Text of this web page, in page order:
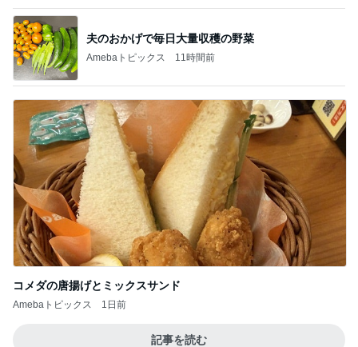
堀ちえみ ココスでトリプルサラダ
Amebaトピックス 1日前
冷蔵保存されず温かかった夫の薬
Amebaトピックス 1日前
半額になったお気に入りのジャケット
Amebaトピックス 10時間前